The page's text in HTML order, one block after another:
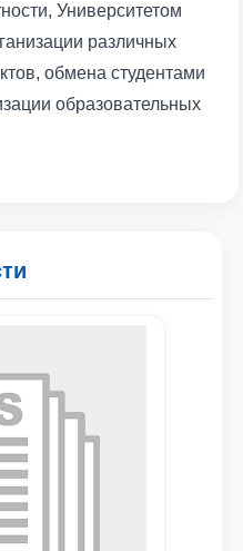
Университетом
различных
обмена студентами
образовательных